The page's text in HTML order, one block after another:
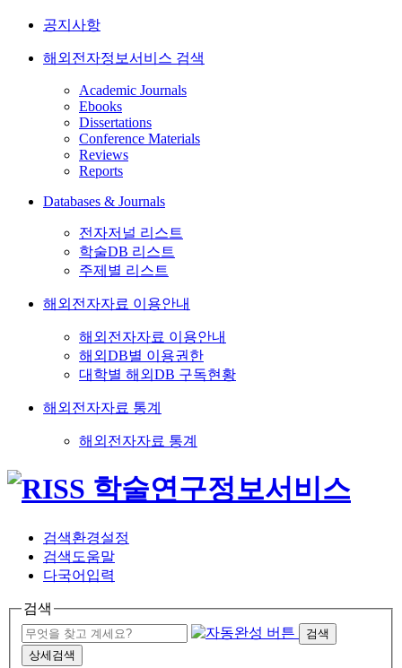
공지사항
해외전자정보서비스 검색
Academic Journals
Ebooks
Dissertations
Conference Materials
Reviews
Reports
Databases & Journals
전자저널 리스트
학술DB 리스트
주제별 리스트
해외전자자료 이용안내
해외전자자료 이용안내
해외DB별 이용권한
대학별 해외DB 구독현황
해외전자자료 통계
해외전자자료 통계
검색환경설정
검색도움말
다국어입력
검색
검색
상세검색